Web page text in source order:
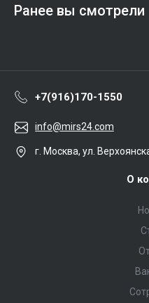
Ранее вы смотрели
+7(916)170-1550
info@mirs24.com
г. Москва, ул.
О